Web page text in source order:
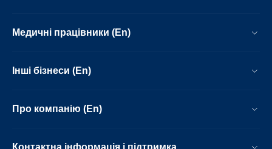
Медичні працівники (En)
Інші бізнеси (En)
Про компанію (En)
Контактна інформація і підтримка